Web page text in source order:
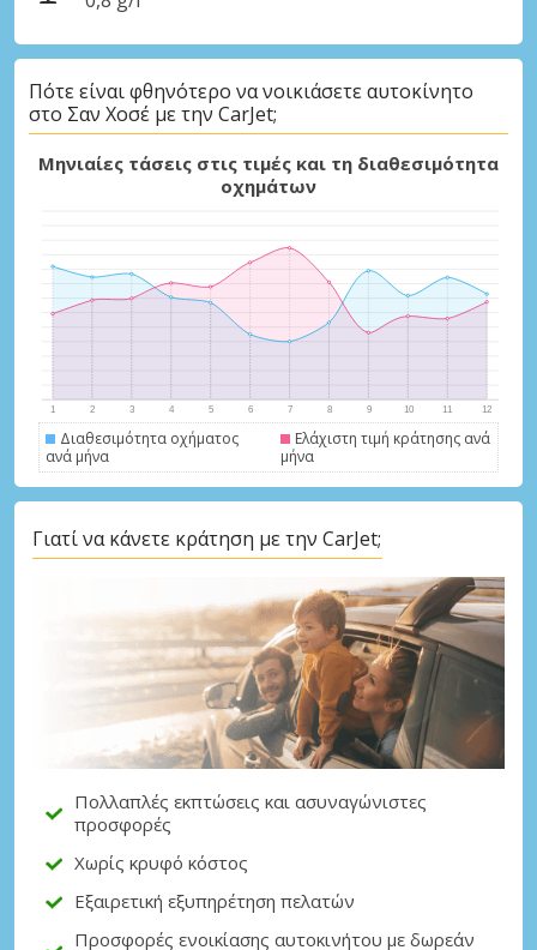
Πότε είναι φθηνότερο να νοικιάσετε αυτοκίνητο
στο Σαν Χοσέ με την CarJet;
Μηνιαίες τάσεις στις τιμές και τη διαθεσιμότητα
οχημάτων
Διαθεσιμότητα οχήματος
ανά μήνα
Ελάχιστη τιμή κράτησης ανά
μήνα
Γιατί να κάνετε κράτηση με την CarJet;
Πολλαπλές εκπτώσεις και ασυναγώνιστες
προσφορές
Χωρίς κρυφό κόστος
Εξαιρετική εξυπηρέτηση πελατών
Προσφορές ενοικίασης αυτοκινήτου με δωρεάν
Μεγάλες εξοικονομήσεις
Αποκτήστε πρόσβαση σε αποκλειστικές
προσφορές συνεργατών
Σύνδεση με eLink